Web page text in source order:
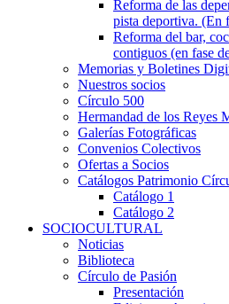
Reforma de las
pista deportiva. (En
Reforma del bar,
contiguos (en fase
Memorias y Boletines
Nuestros socios
Círculo 500
Hermandad de los Reyes
Galerías Fotográficas
Convenios Colectivos
Ofertas a Socios
Catálogos Patrimonio
Catálogo 1
Catálogo 2
SOCIOCULTURAL
Noticias
Biblioteca
Círculo de Pasión
Presentación